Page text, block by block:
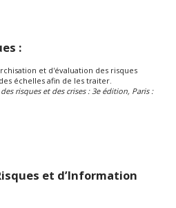
:
et d'évaluation des risques
échelles afin de les traiter.
risques et des crises : 3e édition, Paris :
et d’Information